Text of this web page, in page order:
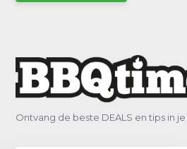
Ontvang de beste DEALS en tips in